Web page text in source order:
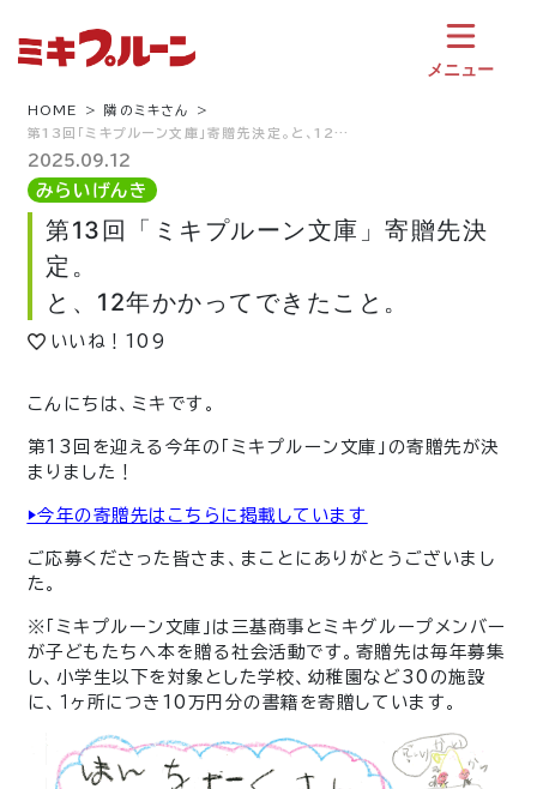
メニュー
HOME
隣のミキさん
第13回「ミキプルーン文庫」寄贈先決定。と、12…
2025.09.12
みらいげんき
第13回「ミキプルーン文庫」寄贈先決
定。
と、12年かかってできたこと。
いいね！ 109
こんにちは、ミキです。
第13回を迎える今年の「ミキプルーン文庫」の寄贈先が決
まりました！
▶︎今年の寄贈先はこちらに掲載しています
ご応募くださった皆さま、まことにありがとうございまし
た。
※「ミキプルーン文庫」は三基商事とミキグループメンバー
が子どもたちへ本を贈る社会活動です。寄贈先は毎年募集
し、小学生以下を対象とした学校、幼稚園など30の施設
に、１ヶ所につき10万円分の書籍を寄贈しています。